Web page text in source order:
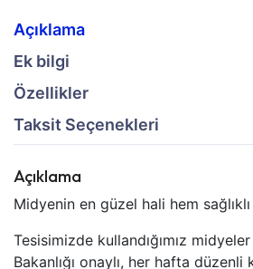
quantity
Açıklama
Ek bilgi
Özellikler
Taksit Seçenekleri
Açıklama
Midyenin en güzel hali hem
Tesisimizde kullandığımız
Bakanlığı onaylı, her hafta